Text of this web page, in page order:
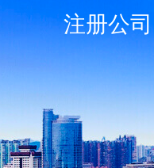
注册公